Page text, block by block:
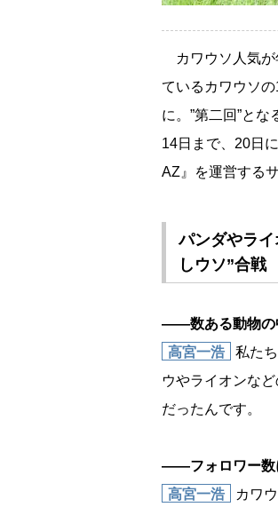
カワウソ人気が
ているカワウソ
に。”第二回”と
14日まで、20日
AZ』を運営する
パンダやラ
しウソ”合戦
――数ある動物の
高宮一浩
私た
ウやライオンな
だったんです。
――フォロワー数
高宮一浩
カワ